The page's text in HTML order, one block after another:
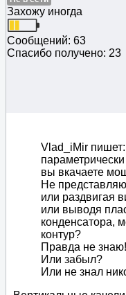
Захожу иногда
Сообщений: 63
Спасибо получено: 23
Vlad_iMir пишет:
вы вкачаете
Не
или раздвигая
или выводя
конденсатора,
контур?
Правда не знаю!
Или забыл?
Или не знал